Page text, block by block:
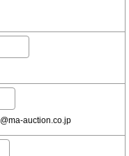
auction.co.jp